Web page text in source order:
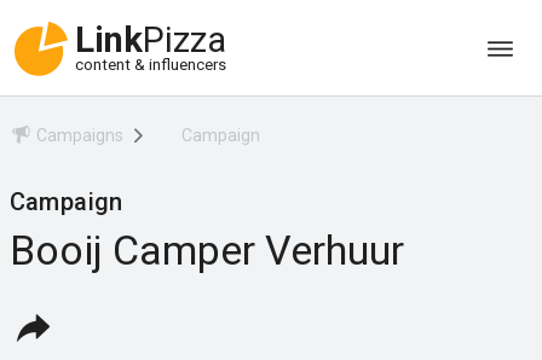
LinkPizza
content & influencers
Campaigns Campaign
Campaign
Booij Camper Verhuur